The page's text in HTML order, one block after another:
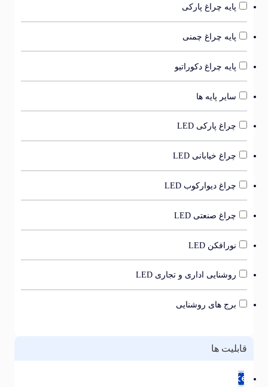
پایه چراغ پارکی
پایه چراغ چمنی
پایه چراغ دکوراتیو
سایر پایه ها
چراغ پارکی LED
چراغ خیابانی LED
چراغ دیوارکوب LED
چراغ صنعتی LED
نورافکن LED
روشنایی اداری و تجاری LED
برج های روشنایی
ها